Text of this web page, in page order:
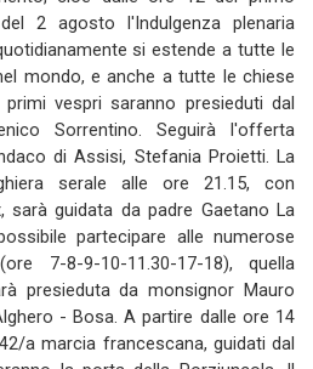
2 agosto l'Indulgenza plenaria
si estende a tutte le
mondo, e anche a tutte le chiese
vespri saranno presieduti dal
Sorrentino. Seguirà l'offerta
di Assisi, Stefania Proietti. La
serale alle ore 21.15, con
sarà guidata da padre Gaetano La
partecipare alle numerose
7-8-9-10-11.30-17-18), quella
presieduta da monsignor Mauro
- Bosa. A partire dalle ore 14
a marcia francescana, guidati dal